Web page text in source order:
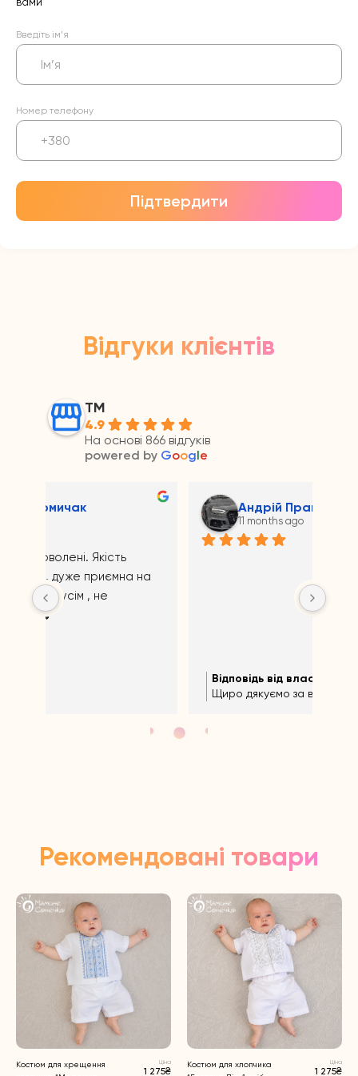
Введіть ім’я
Номер телефону
Підтвердити
Відгуки клієнтів
ТМ
4.9
На основі 866 відгуків
powered by Google
Андрій Прайс
11 months ago
Рекомендовані товари
Костюм для хрещення
Ціна
1 275₴
Костюм для хлопчика
Ціна
1 275₴